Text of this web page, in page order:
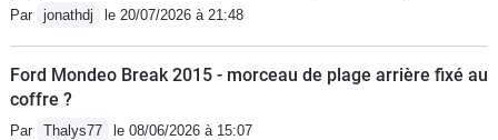
Par jonathdj le 20/07/2026 à 21:48
Ford Mondeo Break 2015 - morceau de plage arrière fixé au
coffre ?
Par Thalys77 le 08/06/2026 à 15:07